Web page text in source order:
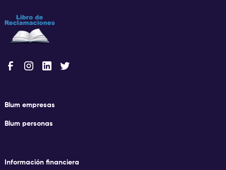
Blum empresas
Blum personas
Información financiera